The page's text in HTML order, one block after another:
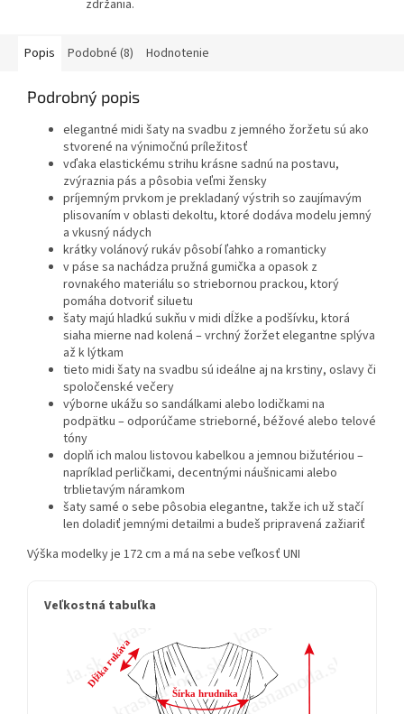
zdržania.
Popis Podobné (8) Hodnotenie
Podrobný popis
elegantné midi šaty na svadbu z jemného žoržetu sú ako
stvorené na výnimočnú príležitosť
vďaka elastickému strihu krásne sadnú na postavu,
zvýraznia pás a pôsobia veľmi žensky
príjemným prvkom je prekladaný výstrih so zaujímavým
plisovaním v oblasti dekoltu, ktoré dodáva modelu jemný
a vkusný nádych
krátky volánový rukáv pôsobí ľahko a romanticky
v páse sa nachádza pružná gumička a opasok z
rovnakého materiálu so striebornou prackou, ktorý
pomáha dotvoriť siluetu
šaty majú hladkú sukňu v midi dĺžke a podšívku, ktorá
siaha mierne nad kolená – vrchný žoržet elegantne splýva
až k lýtkam
tieto midi šaty na svadbu sú ideálne aj na krstiny, oslavy či
spoločenské večery
výborne ukážu so sandálkami alebo lodičkami na
podpätku – odporúčame strieborné, béžové alebo telové
tóny
doplň ich malou listovou kabelkou a jemnou bižutériou –
napríklad perličkami, decentnými náušnicami alebo
trblietavým náramkom
šaty samé o sebe pôsobia elegantne, takže ich už stačí
len doladiť jemnými detailmi a budeš pripravená zažiariť
Výška modelky je 172 cm a má na sebe veľkosť UNI
Veľkostná tabuľka